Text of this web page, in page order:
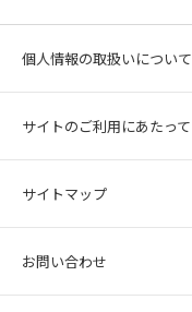
個人情報の取扱いについて
サイトのご利用にあたって
サイトマップ
お問い合わせ